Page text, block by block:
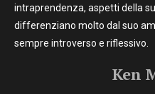
intraprendenza, aspetti della
differenziano molto dal suo
sempre introverso e riflessivo.
Ken